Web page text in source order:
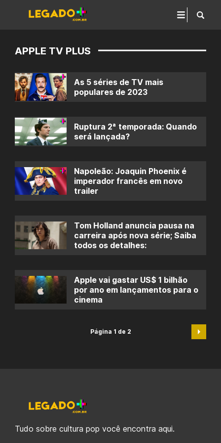
APPLE TV PLUS
As 5 séries de TV mais
populares de 2023
Ruptura 2ª temporada: Quando
será lançada?
Napoleão: Joaquin Phoenix é
imperador francês em novo
trailer
Tom Holland anuncia pausa na
carreira após nova série; Saiba
todos os detalhes:
Apple vai gastar US$ 1 bilhão
por ano em lançamentos para o
cinema
Página 1 de 2
Tudo sobre cultura pop você encontra aqui.